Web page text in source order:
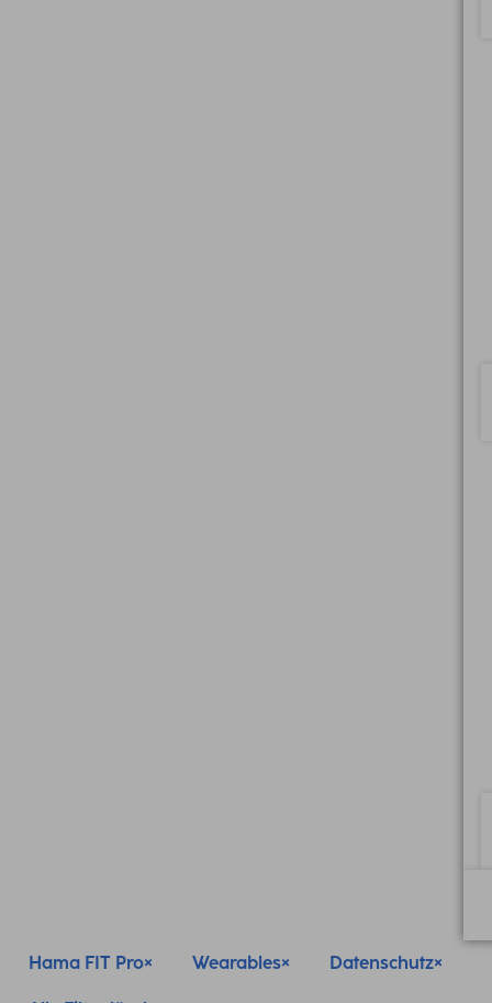
Hama FIT Pro Wearables Datenschutz